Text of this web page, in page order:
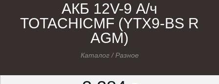
АКБ 12V-9 А/ч
TOTACHICMF (YTX9-BS R
AGM)
Каталог/Разное